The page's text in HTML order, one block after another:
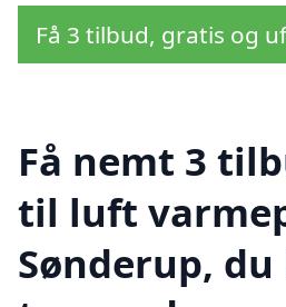
Få 3 tilbud, gratis og
Få nemt 3
til luft
Sønderup,